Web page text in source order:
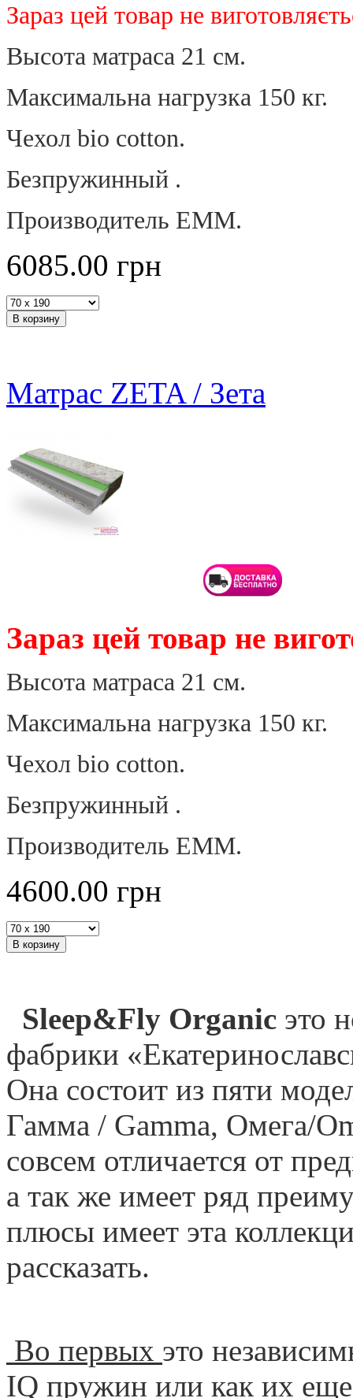
Зараз цей товар не
Высота матраса 21 см.
Максимальна нагрузка 150 кг.
Чехол bio cotton.
Безпружинный .
Производитель ЕММ.
6085.00 грн
Матрас ZETA / Зета
Зараз цей товар не
Высота матраса 21 см.
Максимальна нагрузка 150 кг.
Чехол bio cotton.
Безпружинный .
Производитель ЕММ.
4600.00 грн
Sleep&Fly Organic это
фабрики
Она состоит из пяти
Гамма / Gamma, Омега/
совсем отличается от
а так же имеет ряд
плюсы имеет эта
рассказать.
Во первых это
IQ пружин или как их